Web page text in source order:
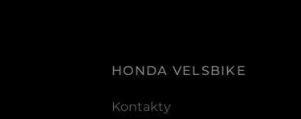
HONDA VELSBIKE
Kontakty